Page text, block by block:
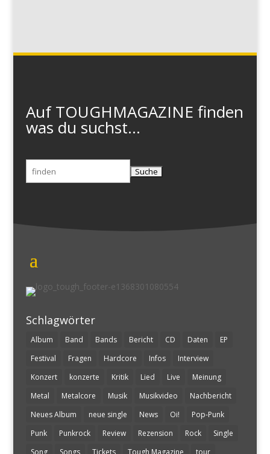
Auf TOUGHMAGAZINE finden
was du suchst...
Suchen
nach:
Schlagwörter
Album Band Bands Bericht CD Daten
EP
Festival
Fragen Hardcore Infos
Interview
Konzert
konzerte Kritik Lied Live
Meinung
Metal
Metalcore Musik Musikvideo
Nachbericht
Neues Album
neue single News Oi!
Pop-Punk
Punk
Punkrock Review Rezension Rock
Single
Song
Songs Tickets Tough Magazine tour